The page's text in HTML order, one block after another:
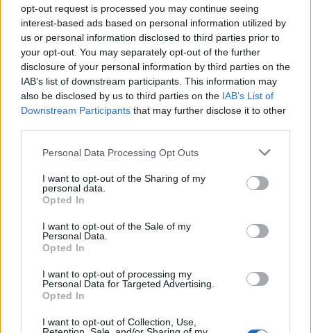
opt-out request is processed you may continue seeing
interest-based ads based on personal information utilized by
us or personal information disclosed to third parties prior to
your opt-out. You may separately opt-out of the further
disclosure of your personal information by third parties on the
IAB’s list of downstream participants. This information may
also be disclosed by us to third parties on the IAB’s List of
Downstream Participants that may further disclose it to other
Personal Data Processing Opt Outs
I want to opt-out of the Sharing of my
personal data.
Opted In
I want to opt-out of the Sale of my
Personal Data.
Opted In
I want to opt-out of processing my
Personal Data for Targeted Advertising.
Opted In
I want to opt-out of Collection, Use,
Η μεταμόρφωση του CISO για τις
ανάγκες του σήμερα
Ο σύγχρονος CISO δεν επιλέγει προϊόντα.
Επιλέγει οικοσυστήματα.
Η Εξέλιξη του CISO σε Επιχειρησιακό
Ηγέτη
“Become a CISO”, they said…
Ο Σύγχρονος CISO: Από Τεχνικός
ΑΡΧΕΙΟ ΠΕΡΙΟΔΙΚΩΝ